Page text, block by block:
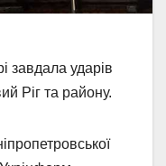
завдала ударів
Ріг та району.